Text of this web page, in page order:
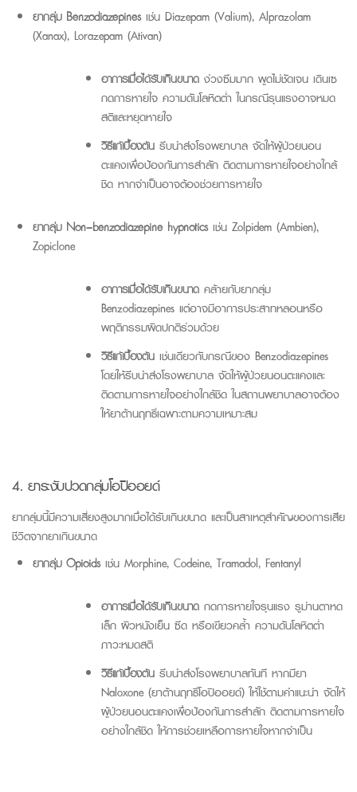
ยากลุ่ม Benzodiazepinesเช่น Diazepam (Valium), Alprazolam
(Xanax), Lorazepam (Ativan)
อาการเมื่อได้รับเกินขนาด ง่วงซึมมาก พูดไม่ชัดเจน เดินเซ
กดการหายใจ ความดันโลหิตต่ำ ในกรณีรุนแรงอาจหมด
สติและหยุดหายใจ
วิธีแก้เบื้องต้น รีบนำส่งโรงพยาบาล จัดให้ผู้ป่วยนอน
ตะแคงเพื่อป้องกันการสำลัก ติดตามการหายใจอย่างใกล้
ชิด หากจำเป็นอาจต้องช่วยการหายใจ
ยากลุ่ม Non–benzodiazepine hypnoticsเช่น Zolpidem (Ambien),
Zopiclone
อาการเมื่อได้รับเกินขนาด คล้ายกับยากลุ่ม
Benzodiazepines แต่อาจมีอาการประสาทหลอนหรือ
พฤติกรรมผิดปกติร่วมด้วย
วิธีแก้เบื้องต้น เช่นเดียวกับกรณีของ Benzodiazepines
โดยให้รีบนำส่งโรงพยาบาล จัดให้ผู้ป่วยนอนตะแคงและ
ติดตามการหายใจอย่างใกล้ชิด ในสถานพยาบาลอาจต้อง
ให้ยาต้านฤทธิ์เฉพาะตามความเหมาะสม
4. ยาระงับปวดกลุ่มโอปิออยด์
ยากลุ่มนี้มีความเสี่ยงสูงมากเมื่อได้รับเกินขนาด และเป็นสาเหตุสำคัญของการเสีย
ชีวิตจากยาเกินขนาด
ยากลุ่ม Opioidsเช่น Morphine, Codeine, Tramadol, Fentanyl
อาการเมื่อได้รับเกินขนาด กดการหายใจรุนแรง รูม่านตาหด
เล็ก ผิวหนังเย็น ซีด หรือเขียวคล้ำ ความดันโลหิตต่ำ
ภาวะหมดสติ
วิธีแก้เบื้องต้น รีบนำส่งโรงพยาบาลทันที หากมียา
Naloxone(ยาต้านฤทธิ์โอปิออยด์) ให้ใช้ตามคำแนะนำ จัดให้
ผู้ป่วยนอนตะแคงเพื่อป้องกันการสำลัก ติดตามการหายใจ
อย่างใกล้ชิด ให้การช่วยเหลือการหายใจหากจำเป็น